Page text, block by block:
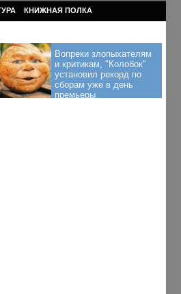
КНИЖНАЯ ПОЛКА
Вопреки злопыхателям
и критикам, "Колобок"
установил рекорд по
сборам уже в день
премьеры